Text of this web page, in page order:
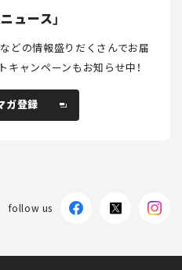
ュース」
どの情報盛りだくさんでお届
キャンペーンもお知らせ中！
ガ登録
follow us